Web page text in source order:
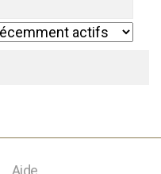
Aide